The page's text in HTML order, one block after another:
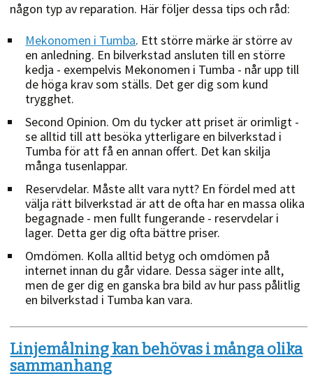
någon typ av reparation. Här följer dessa tips och råd:
Mekonomen i Tumba. Ett större märke är större av
en anledning. En bilverkstad ansluten till en större
kedja - exempelvis Mekonomen i Tumba - når upp till
de höga krav som ställs. Det ger dig som kund
trygghet.
Second Opinion. Om du tycker att priset är orimligt -
se alltid till att besöka ytterligare en bilverkstad i
Tumba för att få en annan offert. Det kan skilja
många tusenlappar.
Reservdelar. Måste allt vara nytt? En fördel med att
välja rätt bilverkstad är att de ofta har en massa olika
begagnade - men fullt fungerande - reservdelar i
lager. Detta ger dig ofta bättre priser.
Omdömen. Kolla alltid betyg och omdömen på
internet innan du går vidare. Dessa säger inte allt,
men de ger dig en ganska bra bild av hur pass pålitlig
en bilverkstad i Tumba kan vara.
Linjemålning kan behövas i många olika
sammanhang